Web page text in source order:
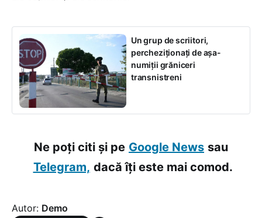
Un grup de scriitori,
percheziționați de așa-
numiții grăniceri
transnistreni
Ne poți citi și pe Google News sau
Telegram, dacă îți este mai comod.
Autor: Demo